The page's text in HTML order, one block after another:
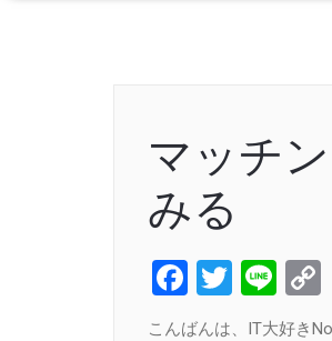
マッチ
みる
Facebook
Twitter
Line
こんばんは、IT大好き